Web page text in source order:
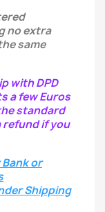
no extra
same
with DPD
a few Euros
standard
if you
or
Shipping